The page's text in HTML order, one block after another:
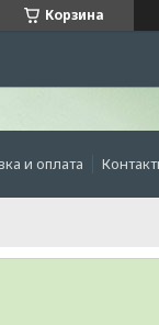
Корзина
и оплата